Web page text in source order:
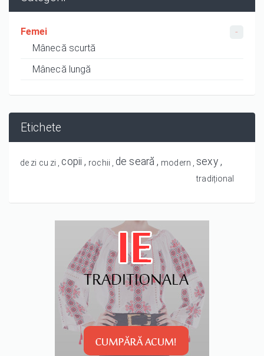
Femei
Mânecă scurtă
Mânecă lungă
Etichete
de zi cu zi copii rochii de seară modern sexy
tradițional